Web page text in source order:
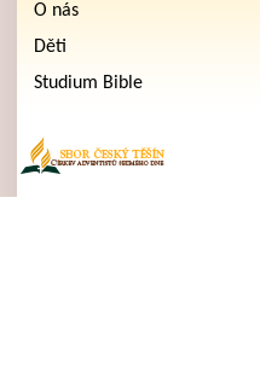
O nás
Děti
Studium Bible